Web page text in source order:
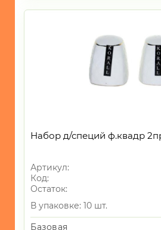
Набор д/специй ф.квадр
Артикул:
Код:
Остаток:
В упаковке: 10 шт.
Базовая